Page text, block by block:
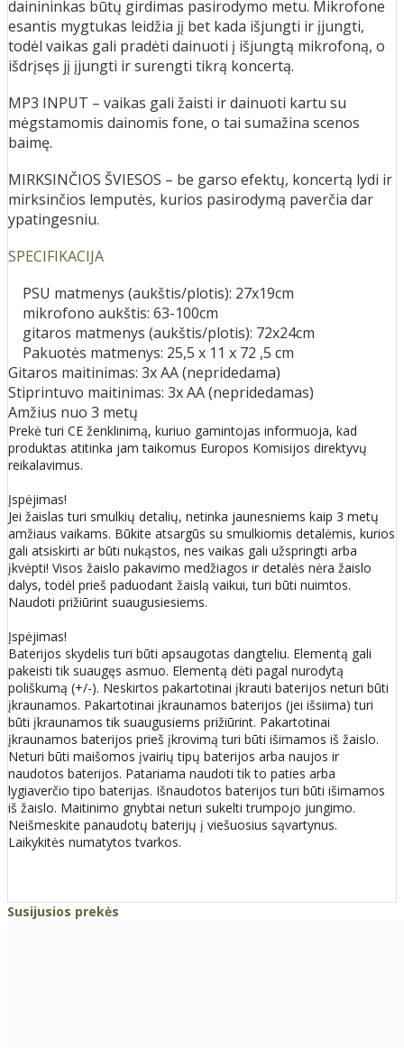
dainininkas būtų girdimas pasirodymo metu. Mikrofone
esantis mygtukas leidžia jį bet kada išjungti ir įjungti,
todėl vaikas gali pradėti dainuoti į išjungtą mikrofoną, o
išdrįsęs jį įjungti ir surengti tikrą koncertą.
MP3 INPUT – vaikas gali žaisti ir dainuoti kartu su
mėgstamomis dainomis fone, o tai sumažina scenos
baimę.
MIRKSINČIOS ŠVIESOS – be garso efektų, koncertą lydi ir
mirksinčios lemputės, kurios pasirodymą paverčia dar
ypatingesniu.
SPECIFIKACIJA
PSU matmenys (aukštis/plotis): 27x19cm
mikrofono aukštis: 63-100cm
gitaros matmenys (aukštis/plotis): 72x24cm
Pakuotės matmenys: 25,5 x 11 x 72 ,5 cm
Gitaros maitinimas: 3x AA (nepridedama)
Stiprintuvo maitinimas: 3x AA (nepridedamas)
Amžius nuo 3 metų
Prekė turi CE ženklinimą, kuriuo gamintojas informuoja, kad
produktas atitinka jam taikomus Europos Komisijos direktyvų
reikalavimus.
Įspėjimas!
Jei žaislas turi smulkių detalių, netinka jaunesniems kaip 3 metų
amžiaus vaikams. Būkite atsargūs su smulkiomis detalėmis, kurios
gali atsiskirti ar būti nukąstos, nes vaikas gali užspringti arba
įkvėpti! Visos žaislо pakavimo medžiagos ir detalės nėra žaislo
dalys, todėl prieš paduodant žaislą vaikui, turi būti nuimtos.
Naudoti prižiūrint suaugusiesiems.
Įspėjimas!
Baterijos skydelis turi būti apsaugotas dangteliu. Elementą gali
pakeisti tik suaugęs asmuo. Elementą dėti pagal nurodytą
poliškumą (+/-). Neskirtos pakartotinai įkrauti baterijos neturi būti
įkraunamos. Pakartotinai įkraunamos baterijos (jei išsiima) turi
būti įkraunamos tik suaugusiems prižiūrint. Pakartotinai
įkraunamos baterijos prieš įkrovimą turi būti išimamos iš žaislo.
Neturi būti maišomos įvairių tipų baterijos arba naujos ir
naudotos baterijos. Patariama naudoti tik to paties arba
lygiaverčio tipo baterijas. Išnaudotos baterijos turi būti išimamos
iš žaislo. Maitinimo gnybtai neturi sukelti trumpojo jungimo.
Neišmeskite panaudotų baterijų į viešuosius sąvartynus.
Laikykitės numatytos tvarkos.
Susijusios prekės